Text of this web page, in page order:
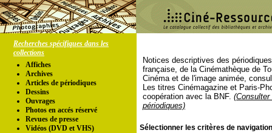
Recherches spécifiques dans les
collections
Affiches
Archives
Articles de périodiques
Dessins
Ouvrages
Photos en accés réservé
Revues de presse
Vidéos (DVD et VHS)
Notices descriptives des
française, de la Cinémathèque de
Cinéma et de l'image animée,
Les titres Cinémagazine et Paris-
coopération avec la BNF.
périodiques)
Sélectionner les critères de